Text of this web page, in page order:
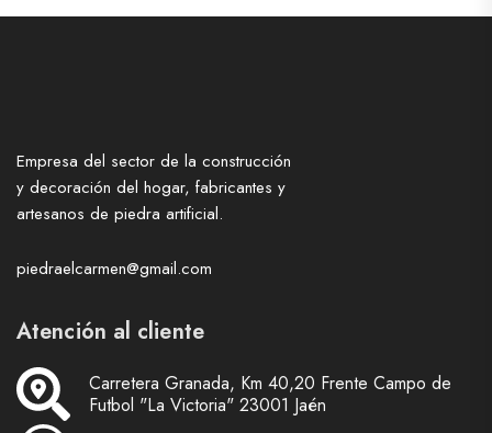
Empresa del sector de la construcción
y decoración del hogar, fabricantes y
artesanos de piedra artificial.
piedraelcarmen@gmail.com
Atención al cliente
Carretera Granada, Km 40,20 Frente Campo de
Futbol "La Victoria" 23001 Jaén